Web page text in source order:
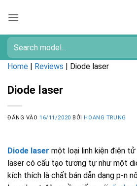
qua
dung
Tìm
kiếm:
Home | Reviews | Diode laser
Diode laser
ĐĂNG VÀO16/11/2020 BỞI HOANG TRUNG
Diode laser một loại linh kiện điện
laser có cấu tạo tương tự như một
kích thích là chất bán dẫn dạng p-n